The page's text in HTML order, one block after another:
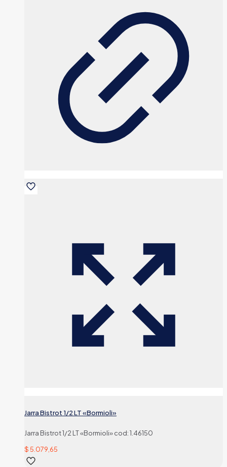
Jarra Bistrot 1/2 LT «Bormioli»
Jarra Bistrot 1/2 LT «Bormioli» cod: 1.46150
$5.079,65